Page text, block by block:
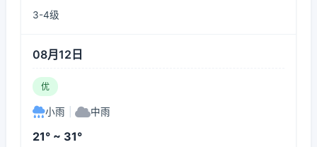
3-4级
08月12日
优
小雨 中雨
21° ~ 31°